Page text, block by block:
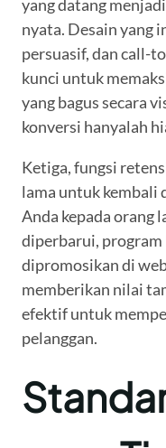
yang datang
nyata. Desain yang
persuasif, dan call-
kunci untuk
yang bagus secara
konversi hanyalah
Ketiga, fungsi
lama untuk kembali
Anda kepada orang
diperbarui,
dipromosikan di
memberikan nilai
efektif untuk
pelanggan.